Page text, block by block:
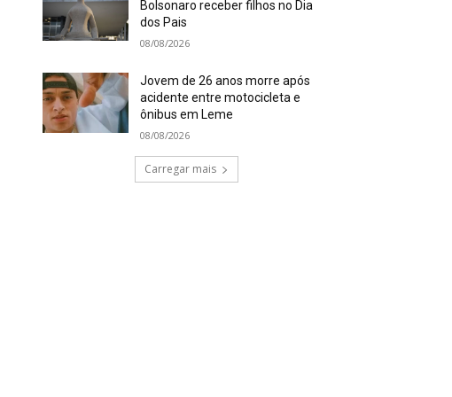
Bolsonaro receber filhos no Dia
dos Pais
08/08/2026
Jovem de 26 anos morre após
acidente entre motocicleta e
ônibus em Leme
08/08/2026
Carregar mais